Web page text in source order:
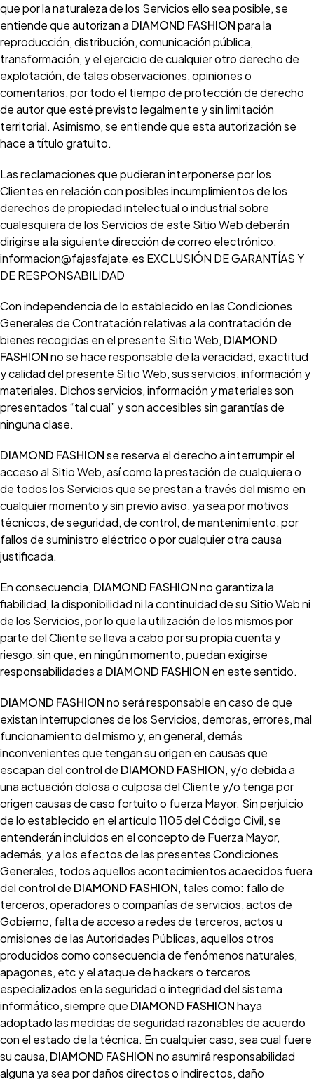
que por la naturaleza de los Servicios ello sea posible, se
entiende que autorizan a DIAMOND FASHIONpara la
reproducción, distribución, comunicación pública,
transformación, y el ejercicio de cualquier otro derecho de
explotación, de tales observaciones, opiniones o
comentarios, por todo el tiempo de protección de derecho
de autor que esté previsto legalmente y sin limitación
territorial. Asimismo, se entiende que esta autorización se
hace a título gratuito.
Las reclamaciones que pudieran interponerse por los
Clientes en relación con posibles incumplimientos de los
derechos de propiedad intelectual o industrial sobre
cualesquiera de los Servicios de este Sitio Web deberán
dirigirse a la siguiente dirección de correo electrónico:
informacion@fajasfajate.es EXCLUSIÓN DE GARANTÍAS Y
DE RESPONSABILIDAD
Con independencia de lo establecido en las Condiciones
Generales de Contratación relativas a la contratación de
bienes recogidas en el presente Sitio Web, DIAMOND
FASHIONno se hace responsable de la veracidad, exactitud
y calidad del presente Sitio Web, sus servicios, información y
materiales. Dichos servicios, información y materiales son
presentados “tal cual” y son accesibles sin garantías de
ninguna clase.
DIAMOND FASHIONse reserva el derecho a interrumpir el
acceso al Sitio Web, así como la prestación de cualquiera o
de todos los Servicios que se prestan a través del mismo en
cualquier momento y sin previo aviso, ya sea por motivos
técnicos, de seguridad, de control, de mantenimiento, por
fallos de suministro eléctrico o por cualquier otra causa
justificada.
En consecuencia, DIAMOND FASHIONno garantiza la
fiabilidad, la disponibilidad ni la continuidad de su Sitio Web ni
de los Servicios, por lo que la utilización de los mismos por
parte del Cliente se lleva a cabo por su propia cuenta y
riesgo, sin que, en ningún momento, puedan exigirse
responsabilidades a DIAMOND FASHION en este sentido.
DIAMOND FASHIONno será responsable en caso de que
existan interrupciones de los Servicios, demoras, errores, mal
funcionamiento del mismo y, en general, demás
inconvenientes que tengan su origen en causas que
escapan del control de DIAMOND FASHION, y/o debida a
una actuación dolosa o culposa del Cliente y/o tenga por
origen causas de caso fortuito o fuerza Mayor. Sin perjuicio
de lo establecido en el artículo 1105 del Código Civil, se
entenderán incluidos en el concepto de Fuerza Mayor,
además, y a los efectos de las presentes Condiciones
Generales, todos aquellos acontecimientos acaecidos fuera
del control de DIAMOND FASHION, tales como: fallo de
terceros, operadores o compañías de servicios, actos de
Gobierno, falta de acceso a redes de terceros, actos u
omisiones de las Autoridades Públicas, aquellos otros
producidos como consecuencia de fenómenos naturales,
apagones, etc y el ataque de hackers o terceros
especializados en la seguridad o integridad del sistema
informático, siempre que DIAMOND FASHIONhaya
adoptado las medidas de seguridad razonables de acuerdo
con el estado de la técnica. En cualquier caso, sea cual fuere
su causa, DIAMOND FASHIONno asumirá responsabilidad
alguna ya sea por daños directos o indirectos, daño